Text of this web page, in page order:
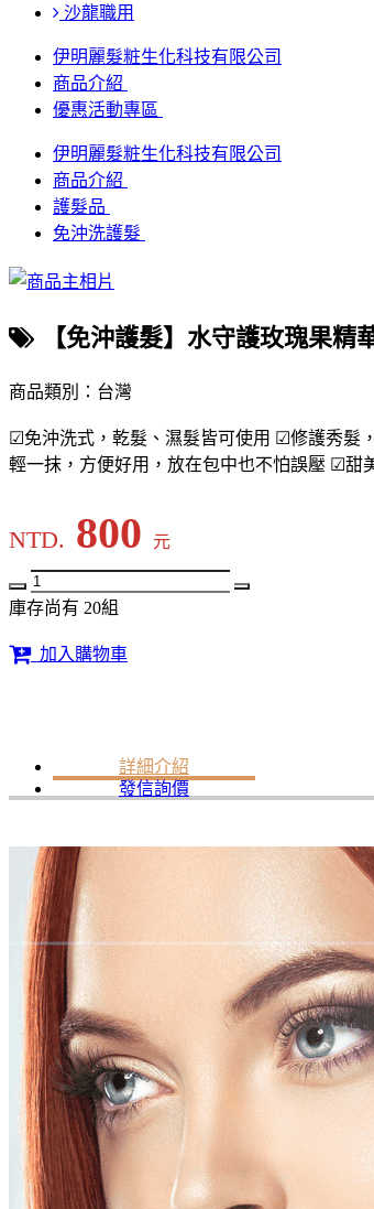
沙龍職用
伊明麗髮粧生化科技有限公司
商品介紹
優惠活動專區
伊明麗髮粧生化科技有限公司
商品介紹
護髮品
免沖洗護髮
【免沖護髮】水守護玫瑰果精
商品類別：台灣
☑免沖洗式，乾髮、濕髮皆可使用 ☑修護秀髮
輕一抹，方便好用，放在包中也不怕誤壓 ☑甜
NTD. 800 元
庫存尚有 20組
加入購物車
詳細介紹
發信詢價